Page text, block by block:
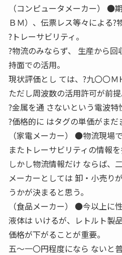
（コンピュータメーカー） ●
ＢＭ）、伝票レス等々による?
?トレーサビリティ。
?物流のみならず、 生産から
持面での活用。
現状評価とし ては、?九〇〇
ただし周波数の活用許可が前
?金属を通 さないという電波
?価格的に はタグの単価がまだ
（家電メーカー） ●物流現場
またトレーサビリティの情報
しかし物流情報だけ ならば、
メーカーとしては 卸・小売り
うかが決まると思う。
（食品メーカー） ●今以上に
液体は いけるが、レトルト製
価格が下がることが重要。
五〜一〇円程度になら ないと